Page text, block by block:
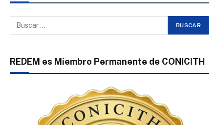
REDEM es Miembro Permanente de CONICITH